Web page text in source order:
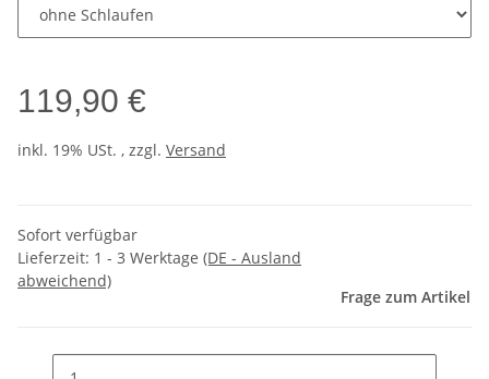
119,90 €
inkl. 19% USt. , zzgl. Versand
Sofort verfügbar
Lieferzeit: 1 - 3 Werktage (DE - Ausland
abweichend)
Frage zum Artikel